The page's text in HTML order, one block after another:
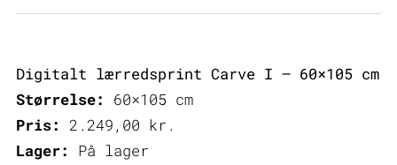
Digitalt lærredsprint Carve I – 60×105 cm
Størrelse:
60×105 cm
Pris:
2.249,00 kr.
Lager:
På lager